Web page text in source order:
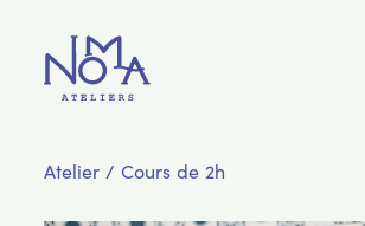
Atelier / Cours de 2h